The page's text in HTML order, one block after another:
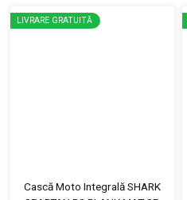
LIVRARE GRATUITĂ
Cască Moto Integrală SHARK